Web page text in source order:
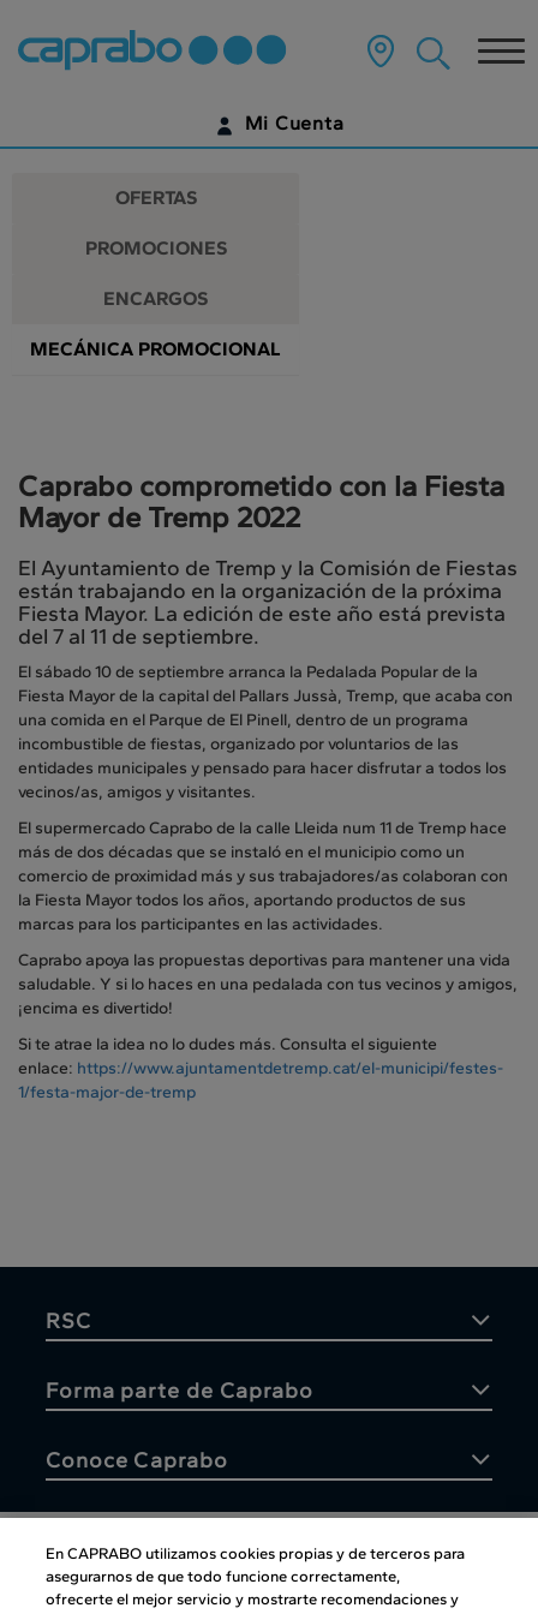
Promociones
y
descuentos
en
nuestros
supermercados
contenido
página
Mi Cuenta
¿AÚN NO TIENES UNA CUENTA DIGITAL?
OFERTAS
PROMOCIONES
ENCARGOS
MECÁNICA PROMOCIONAL
Caprabo comprometido con la Fiesta
Mayor de Tremp 2022
El Ayuntamiento de Tremp y la Comisión de Fiestas
están trabajando en la organización de la próxima
Fiesta Mayor. La edición de este año está prevista
del 7 al 11 de septiembre.
El sábado 10 de septiembre arranca la Pedalada Popular de la
Fiesta Mayor de la capital del Pallars Jussà, Tremp, que acaba con
una comida en el Parque de El Pinell, dentro de un programa
incombustible de fiestas, organizado por voluntarios de las
entidades municipales y pensado para hacer disfrutar a todos los
vecinos/as, amigos y visitantes.
El supermercado Caprabo de la calle Lleida num 11 de Tremp hace
más de dos décadas que se instaló en el municipio como un
comercio de proximidad más y sus trabajadores/as colaboran con
la Fiesta Mayor todos los años, aportando productos de sus
marcas para los participantes en las actividades.
Caprabo apoya las propuestas deportivas para mantener una vida
saludable. Y si lo haces en una pedalada con tus vecinos y amigos,
¡encima es divertido!
Si te atrae la idea no lo dudes más. Consulta el siguiente
enlace: https://www.ajuntamentdetremp.cat/el-municipi/festes-
1/festa-major-de-tremp
RSC
Forma parte de Caprabo
Conoce Caprabo
Atención al cliente
En CAPRABO utilizamos cookies propias y de terceros para
asegurarnos de que todo funcione correctamente,
ofrecerte el mejor servicio y mostrarte recomendaciones y